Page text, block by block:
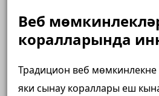
Веб
коралларында
Традицион веб
яки сынау кораллары еш